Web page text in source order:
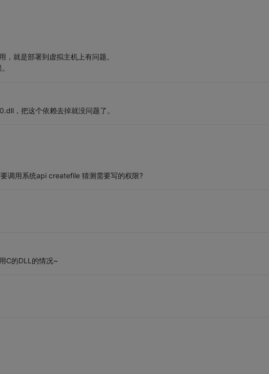
就是部署到虚拟主机上有问题。
，把这个依赖去掉就没问题了。
调用系统api createfile 猜测需要写的权限?
C的DLL的情况~